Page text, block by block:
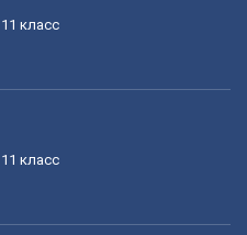
11 класс
11 класс